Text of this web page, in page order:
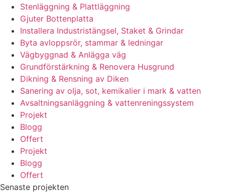
Stenläggning & Plattläggning
Gjuter Bottenplatta
Installera Industristängsel, Staket & Grindar
Byta avloppsrör, stammar & ledningar
Vägbyggnad & Anlägga väg
Grundförstärkning & Renovera Husgrund
Dikning & Rensning av Diken
Sanering av olja, sot, kemikalier i mark & vatten
Avsaltningsanläggning & vattenreningssystem
Projekt
Blogg
Offert
Projekt
Blogg
Offert
Senaste projekten